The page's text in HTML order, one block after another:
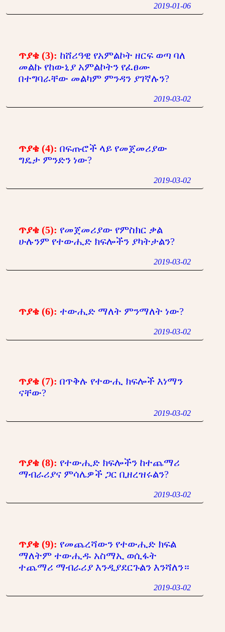
2019-01-06
ጥያቄ (3): ከሸሪዓዊ የአምልኮት ዘርፍ ወጣ ባለ
መልኩ የከውኒያ አምልኮትን የፈፀሙ
በተግባራቸው መልካም ምንዳን ያገኛሉን?
2019-03-02
ጥያቄ (4): በፍጡሮች ላይ የመጀመሪያው
ግዴታ ምንድን ነው?
2019-03-02
ጥያቄ (5): የመጀመሪያው የምስክር ቃል
ሁሉንም የተውሒድ ክፍሎችን ያካትታልን?
2019-03-02
ጥያቄ (6): ተውሒድ ማለት ምንማለት ነው?
2019-03-02
ጥያቄ (7): በጥቅሉ የተውሒ ክፍሎች እነማን
ናቸው?
2019-03-02
ጥያቄ (8): የተውሒድ ክፍሎችን ከተጨማሪ
ማብራሪያና ምሳሌዎች ጋር ቢዘረዝሩልን?
2019-03-02
ጥያቄ (9): የመጨረሻውን የተውሒድ ክፍል
ማለትም ተውሒዱ አስማኢ ወሲፋት
ተጨማሪ ማብራሪያ እንዲያደርጉልን እንሻለን።
2019-03-02